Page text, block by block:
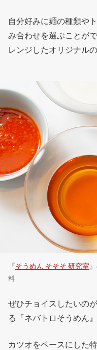
自分好みに麺の種類や
み合わせを選ぶことが
レンジしたオリジナル
『そうめん そそそ 研究室
料
ぜひチョイスしたいの
る『ネバトロそうめん』
カツオをベースにした